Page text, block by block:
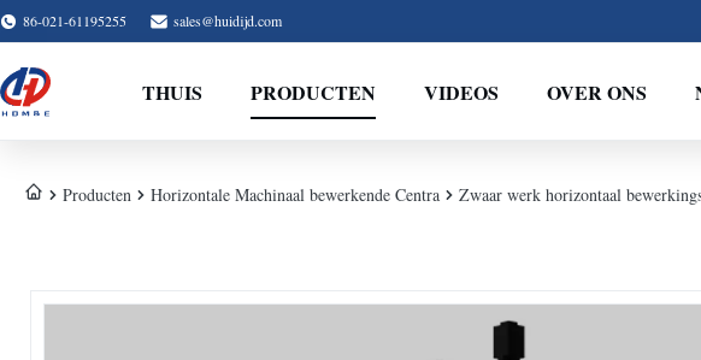
86-021-61195255 sales@huidijd.com
THUIS PRODUCTEN VIDEOS OVER ONS
Producten Horizontale Machinaal bewerkende Centra Zwaar werk horizontaal